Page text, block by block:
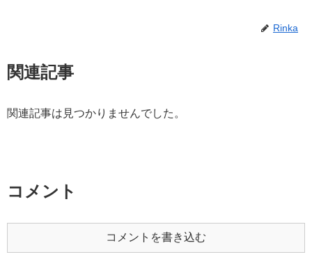
Rinka
関連記事
関連記事は見つかりませんでした。
コメント
コメントを書き込む